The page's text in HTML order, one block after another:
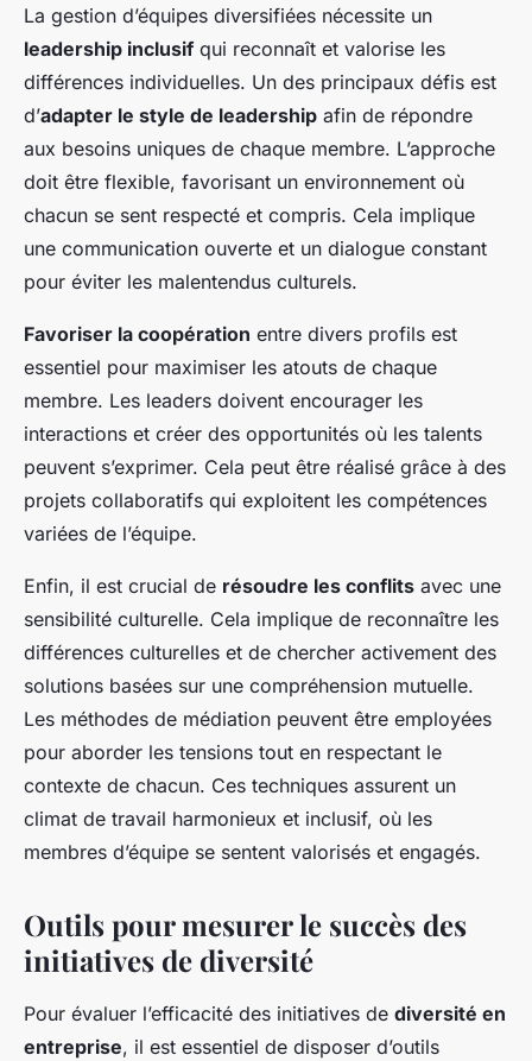
La gestion d’équipes diversifiées nécessite un
leadership inclusif qui reconnaît et valorise les
différences individuelles. Un des principaux défis est
d’adapter le style de leadership afin de répondre
aux besoins uniques de chaque membre. L’approche
doit être flexible, favorisant un environnement où
chacun se sent respecté et compris. Cela implique
une communication ouverte et un dialogue constant
pour éviter les malentendus culturels.
Favoriser la coopération entre divers profils est
essentiel pour maximiser les atouts de chaque
membre. Les leaders doivent encourager les
interactions et créer des opportunités où les talents
peuvent s’exprimer. Cela peut être réalisé grâce à des
projets collaboratifs qui exploitent les compétences
variées de l’équipe.
Enfin, il est crucial de résoudre les conflits avec une
sensibilité culturelle. Cela implique de reconnaître les
différences culturelles et de chercher activement des
solutions basées sur une compréhension mutuelle.
Les méthodes de médiation peuvent être employées
pour aborder les tensions tout en respectant le
contexte de chacun. Ces techniques assurent un
climat de travail harmonieux et inclusif, où les
membres d’équipe se sentent valorisés et engagés.
Outils pour mesurer le succès des
initiatives de diversité
Pour évaluer l’efficacité des initiatives de diversité en
entreprise, il est essentiel de disposer d’outils